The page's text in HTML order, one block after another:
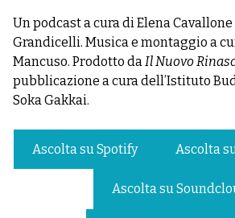
Un podcast a cura di Elena
Grandicelli. Musica e montaggio a
Mancuso. Prodotto daIl Nuovo
pubblicazione a cura dell’Istituto
Soka Gakkai.
Ascolta su Spotify Ascolta
Ascolta su